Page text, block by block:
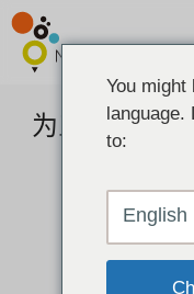
为三十多岁
You might
language.
to:
English